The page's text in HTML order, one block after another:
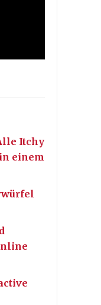
Itchy
einem